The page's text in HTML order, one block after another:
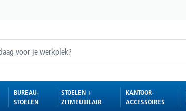
BUREAU-
STOELEN
STOELEN +
ZITMEUBILAIR
KANTOOR-
ACCESSOIRES